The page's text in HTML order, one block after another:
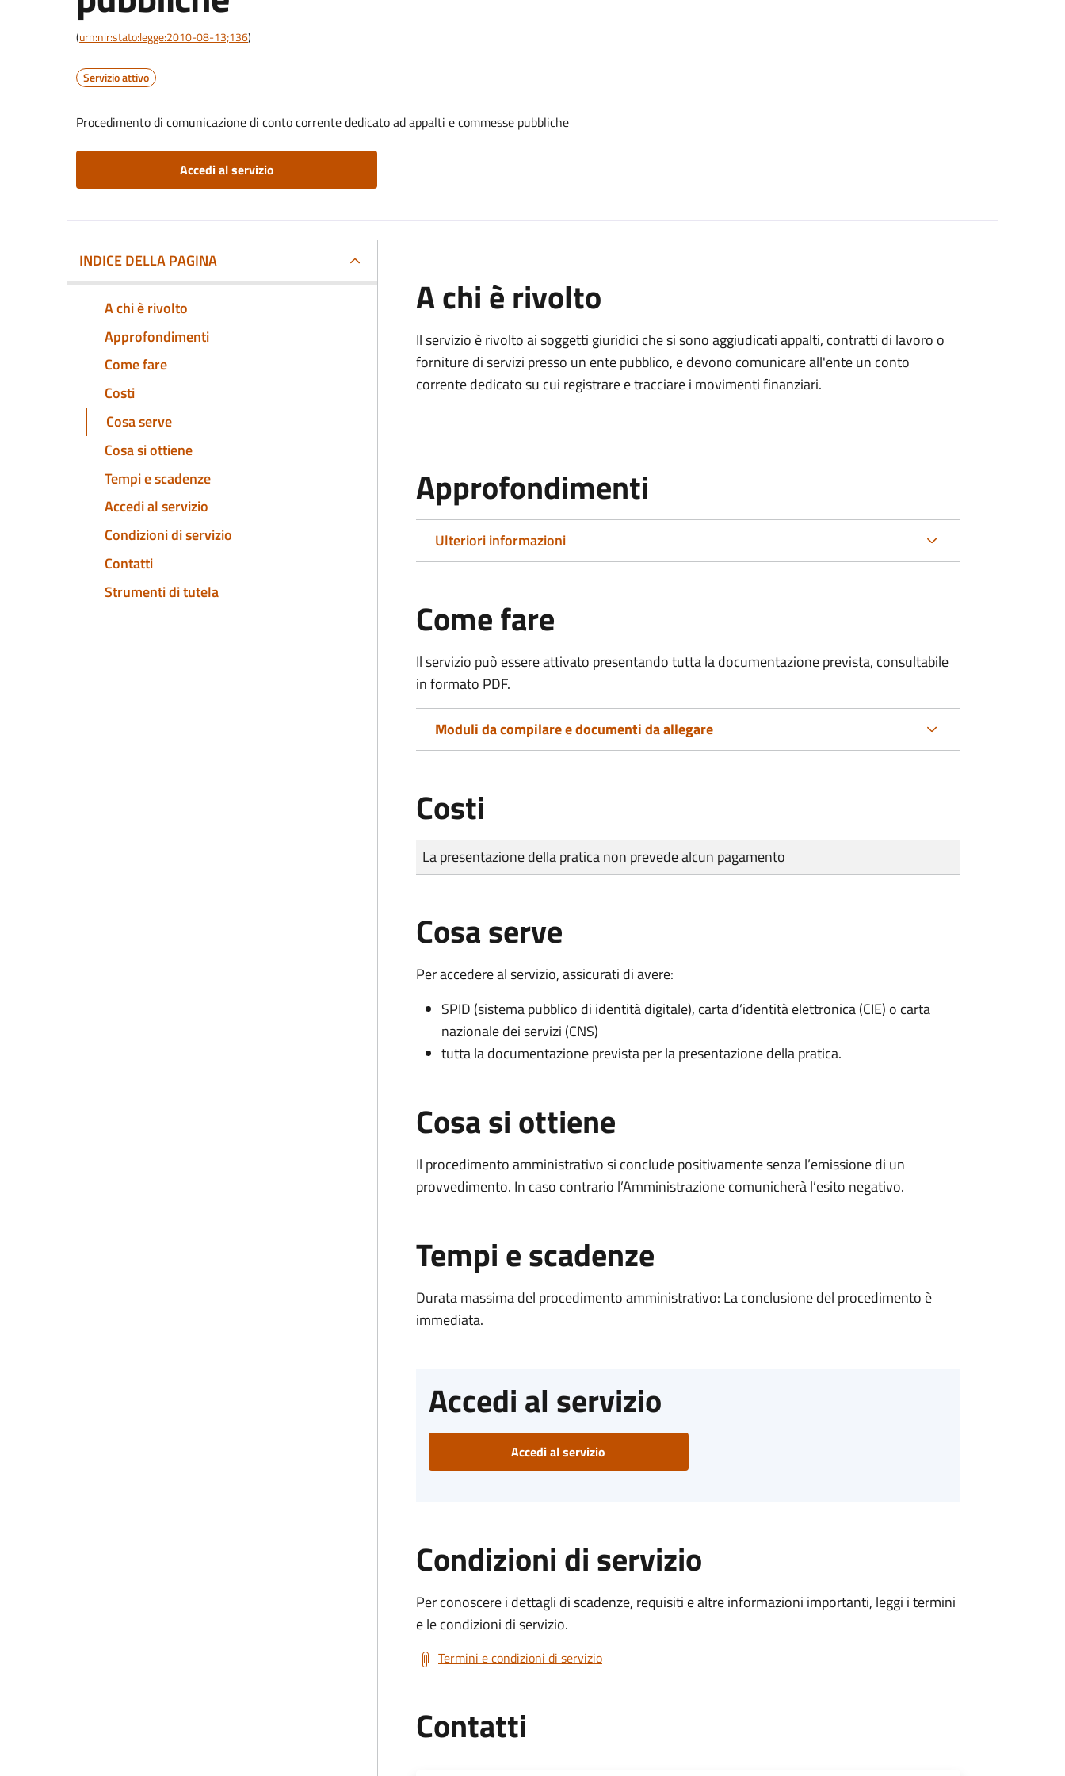
(urn:nir:stato:legge:2010-08-13;136)
Servizio attivo
Procedimento di comunicazione di conto corrente dedicato ad appalti e commesse pubbliche
Accedi al servizio
INDICE DELLA PAGINA
A chi è rivolto
Approfondimenti
Come fare
Costi
Cosa serve
Cosa si ottiene
Tempi e scadenze
Accedi al servizio
Condizioni di servizio
Contatti
Strumenti di tutela
A chi è rivolto
Il servizio è rivolto aisoggetti giuridici che si sono aggiudicati appalti, contratti di lavoro o
forniture di servizi presso un ente pubblico, e devono comunicare all'ente un conto
corrente dedicato su cui registrare e tracciare i movimenti finanziari.
Approfondimenti
Ulteriori informazioni
Come fare
Il servizio può essere attivato presentando tutta la documentazione prevista, consultabile
in formato PDF.
Moduli da compilare e documenti da allegare
Costi
Tipo di pagamento
Importo
La presentazione della pratica non prevede alcun pagamento
Cosa serve
Per accedere al servizio, assicurati di avere:
SPID (sistema pubblico di identità digitale), carta d’identità elettronica (CIE) o carta
nazionale dei servizi (CNS)
tutta la documentazione prevista per la presentazione della pratica.
Cosa si ottiene
Il procedimento amministrativo si conclude positivamente senza l’emissione di un
provvedimento. In caso contrario l’Amministrazione comunicherà l’esito negativo.
Tempi e scadenze
Durata massima del procedimento amministrativo: La conclusione del procedimento è
immediata.
Accedi al servizio
Accedi al servizio
Condizioni di servizio
Per conoscere i dettagli di scadenze, requisiti e altre informazioni importanti, leggi i termini
e le condizioni di servizio.
Termini e condizioni di servizio
Contatti